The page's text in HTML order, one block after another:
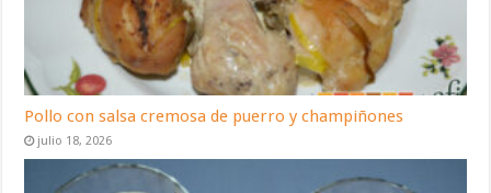
Pollo con salsa cremosa de puerro y champiñones
julio 18, 2026